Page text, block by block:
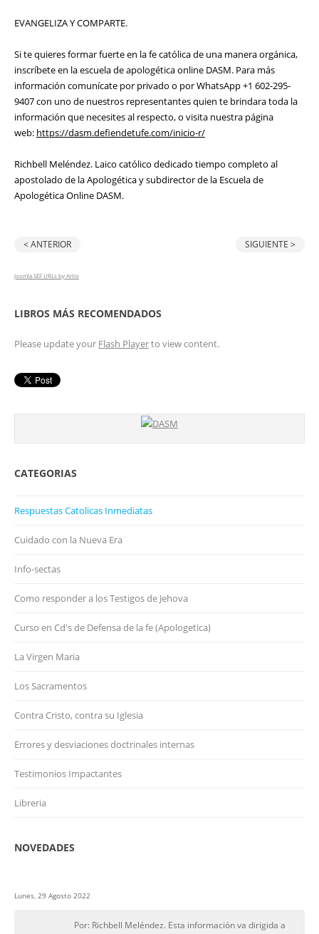
EVANGELIZA Y COMPARTE.
Si te quieres formar fuerte en la fe católica de una manera orgánica,
inscríbete en la escuela de apologética online DASM. Para más
información comunícate por privado o por WhatsApp +1 602-295-
9407 con uno de nuestros representantes quien te brindara toda la
información que necesites al respecto, o visita nuestra página
web: https://dasm.defiendetufe.com/inicio-r/
Richbell Meléndez. Laico católico dedicado tiempo completo al
apostolado de la Apologética y subdirector de la Escuela de
Apologética Online DASM.
< ANTERIOR SIGUIENTE >
Joomla SEF URLs by Artio
LIBROS MÁS RECOMENDADOS
Please update your Flash Playerto view content.
CATEGORIAS
Respuestas Catolicas Inmediatas
Cuidado con la Nueva Era
Info-sectas
Como responder a los Testigos de Jehova
Curso en Cd's de Defensa de la fe (Apologetica)
La Virgen Maria
Los Sacramentos
Contra Cristo, contra su Iglesia
Errores y desviaciones doctrinales internas
Testimonios Impactantes
Libreria
NOVEDADES
Lunes, 29 Agosto 2022
Por: Richbell Meléndez. Esta información va dirigida a